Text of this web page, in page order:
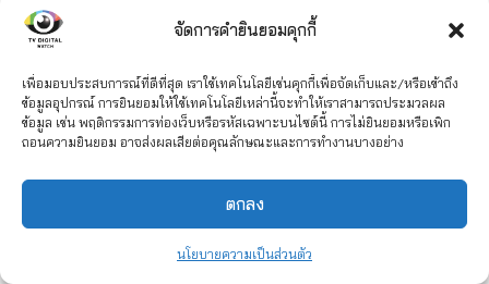
จัดการคำยินยอมคุกกี้
เพื่อมอบประสบการณ์ที่ดีที่สุด เราใช้เทคโนโลยีเช่นคุกกี้เพื่อจัดเก็บและ/หรือเข้าถึง
ข้อมูลอุปกรณ์ การยินยอมให้ใช้เทคโนโลยีเหล่านี้จะทำให้เราสามารถประมวลผล
ข้อมูล เช่น พฤติกรรมการท่องเว็บหรือรหัสเฉพาะบนไซต์นี้ การไม่ยินยอมหรือเพิก
ถอนความยินยอม อาจส่งผลเสียต่อคุณลักษณะและการทำงานบางอย่าง
ตกลง
นโยบายความเป็นส่วนตัว
ย้อนดู แดง ไบเล่ย์ 4 เวอร์ชั่น หนัง ละคร
เพลง และซีรีส์
31 กรกฎาคม 2026